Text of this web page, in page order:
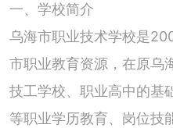
一、学校简介
乌海市职业技术学校是
市职业教育资源，在原乌
技工学校、职业高中的基
等职业学历教育、岗位技